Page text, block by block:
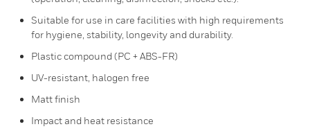
Suitable for use in care facilities with high requirements
for hygiene, stability, longevity and durability.
Plastic compound (PC + ABS-FR)
UV-resistant, halogen free
Matt finish
Impact and heat resistance